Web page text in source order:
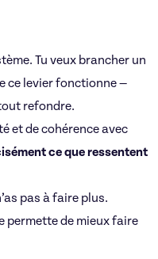
Tu veux brancher un
ce levier fonctionne —
refondre.
et de cohérence avec
ce que ressentent
pas à faire plus.
permette de mieux faire